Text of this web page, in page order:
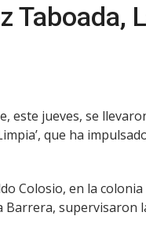
Taboada,
este jueves, se
que ha
Colosio, en la colonia
Barrera, supervisaron